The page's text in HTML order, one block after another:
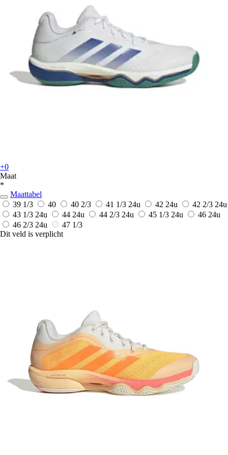
+0
Maat
*
Maattabel
39 1/3
40 40 2/3 41 1/3 24u 42 24u 42 2/3 24u
43 1/3 24u 44 24u 44 2/3 24u 45 1/3 24u 46 24u
46 2/3 24u
47 1/3
Dit veld is verplicht